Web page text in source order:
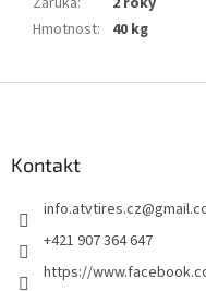
Hmotnost: 40 kg
Kontakt
info.atvtires.cz@
+421 907 364 647
https://